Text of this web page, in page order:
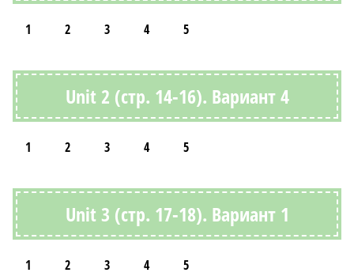
1 2 3 4 5
Unit 2 (стр. 14-16). Вариант 4
1 2 3 4 5
Unit 3 (стр. 17-18). Вариант 1
1 2 3 4 5